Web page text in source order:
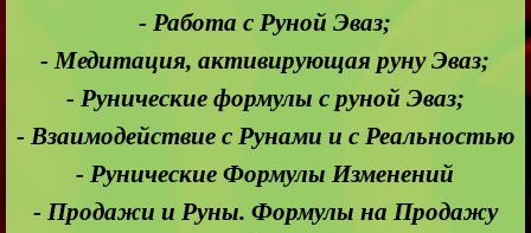
- Работа с Руной Эваз;
- Медитация, активирующая руну Эваз;
- Рунические формулы с руной Эваз;
- Взаимодействие с Рунами и с Реальностью
- Рунические Формулы Изменений
- Продажи и Руны. Формулы на Продажу